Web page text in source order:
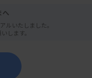
患者数が3千人を超え
へ
ルいたしました。
します。